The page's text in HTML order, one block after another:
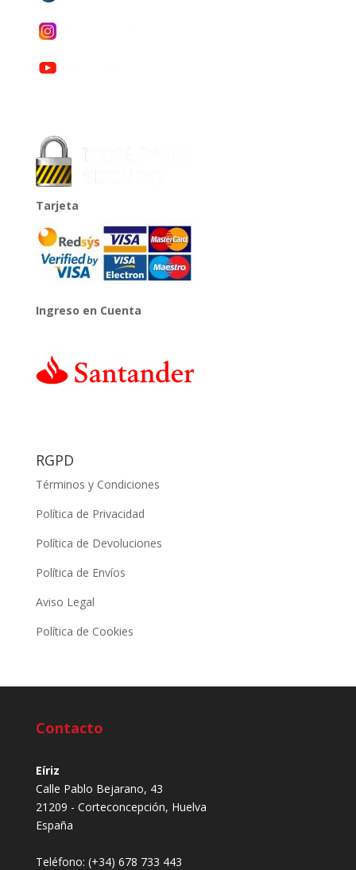
Tarjeta
Ingreso en Cuenta
RGPD
Términos y Condiciones
Política de Privacidad
Política de Devoluciones
Política de Envíos
Aviso Legal
Política de Cookies
Contacto
Eíriz
Calle Pablo Bejarano, 43
21209 - Corteconcepción, Huelva
España
Teléfono: (+34) 678 733 443